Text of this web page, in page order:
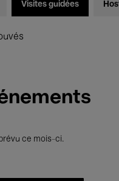
Visites guidées
ce mois-ci.